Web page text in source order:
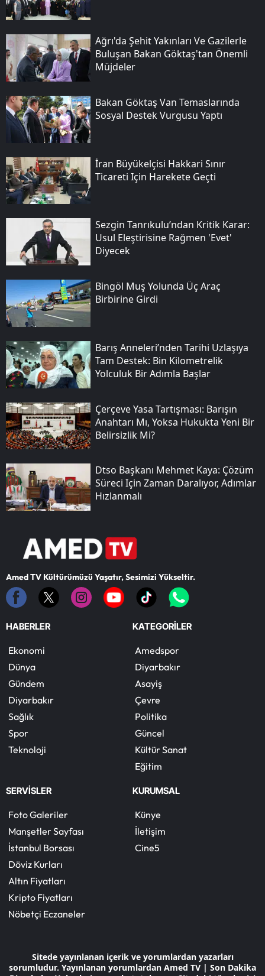
Ağrı'da Şehit Yakınları Ve Gazilerle
Buluşan Bakan Göktaş'tan Önemli
Müjdeler
Bakan Göktaş Van Temaslarında
Sosyal Destek Vurgusu Yaptı
İran Büyükelçisi Hakkari Sınır
Ticareti Için Harekete Geçti
Sezgin Tanrıkulu’ndan Kritik Karar:
Usul Eleştirisine Rağmen 'evet'
Diyecek
Bingöl Muş Yolunda Üç Araç
Birbirine Girdi
Barış Anneleri’nden Tarihi Uzlaşıya
Tam Destek: Bin Kilometrelik
Yolculuk Bir Adımla Başlar
Çerçeve Yasa Tartışması: Barışın
Anahtarı Mı, Yoksa Hukukta Yeni Bir
Belirsizlik Mi?
Dtso Başkanı Mehmet Kaya: Çözüm
Süreci Için Zaman Daralıyor, Adımlar
Hızlanmalı
Amed TV Kültürümüzü Yaşatır, Sesimizi Yükseltir.
HABERLER
Ekonomi
Dünya
Gündem
Diyarbakır
Sağlık
Spor
Teknoloji
KATEGORİLER
Amedspor
Diyarbakır
Asayiş
Çevre
Politika
Güncel
Kültür Sanat
Eğitim
SERVİSLER
Foto Galeriler
Manşetler Sayfası
İstanbul Borsası
Döviz Kurları
Altın Fiyatları
Kripto Fiyatları
Nöbetçi Eczaneler
KURUMSAL
Künye
İletişim
Cine5
Sitede yayınlanan içerik ve yorumlardan yazarları
sorumludur. Yayınlanan yorumlardan Amed TV | Son Dakika